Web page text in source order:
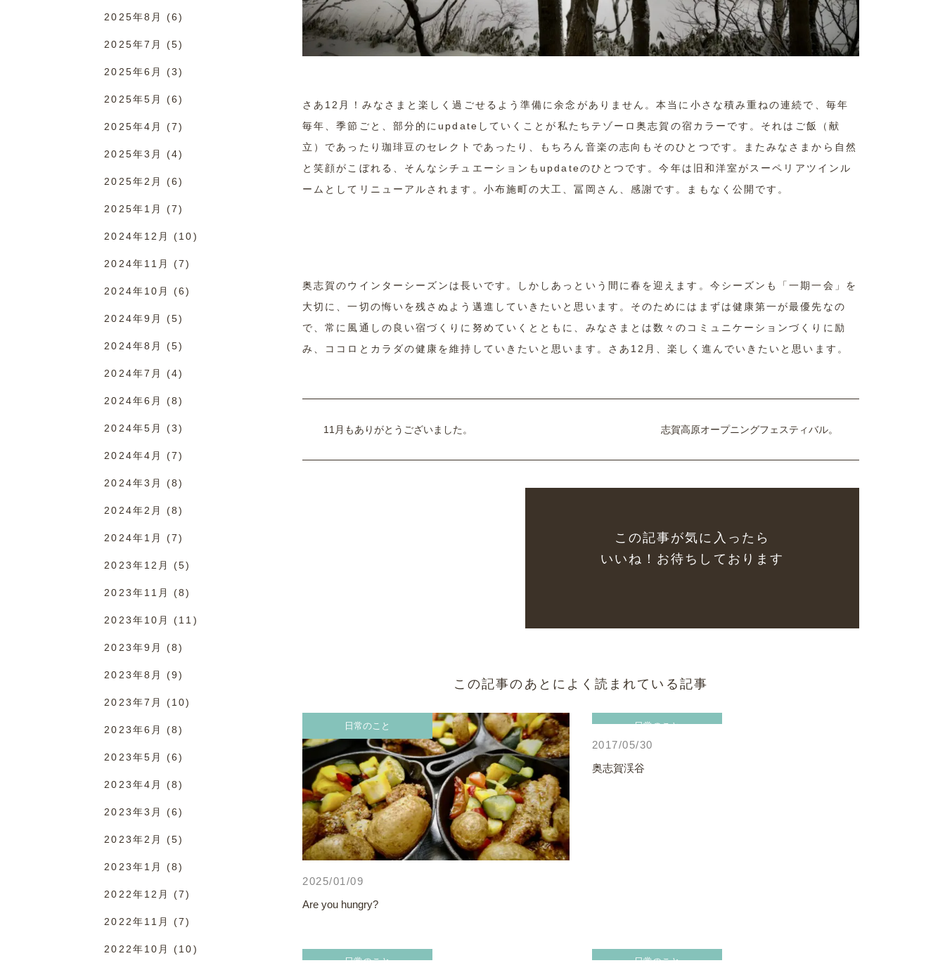
さあ12月！みなさまと楽しく過ごせるよう準備に余念がありません。本当に小さな積み重ねの連続で、毎年
毎年、季節ごと、部分的にupdateしていくことが私たちテゾーロ奥志賀の宿カラーです。それはご飯（献
立）であったり珈琲豆のセレクトであったり、もちろん音楽の志向もそのひとつです。またみなさまから自然
と笑顔がこぼれる、そんなシチュエーションもupdateのひとつです。今年は旧和洋室がスーペリアツインル
ームとしてリニューアルされます。小布施町の大工、冨岡さん、感謝です。まもなく公開です。
奥志賀のウインターシーズンは長いです。しかしあっという間に春を迎えます。今シーズンも「一期一会」を
大切に、一切の悔いを残さぬよう邁進していきたいと思います。そのためにはまずは健康第一が最優先なの
で、常に風通しの良い宿づくりに努めていくとともに、みなさまとは数々のコミュニケーションづくりに励
み、ココロとカラダの健康を維持していきたいと思います。さあ12月、楽しく進んでいきたいと思います。
11月もありがとうございました。 志賀高原オープニングフェスティバル。
この記事が気に入ったら
いいね！お待ちしております
この記事のあとによく読まれている記事
日常のこと
2025/01/09
Are you hungry?
日常のこと
2017/05/30
奥志賀渓谷
2025年8月 (6)
2025年7月 (5)
2025年6月 (3)
2025年5月 (6)
2025年4月 (7)
2025年3月 (4)
2025年2月 (6)
2025年1月 (7)
2024年12月 (10)
2024年11月 (7)
2024年10月 (6)
2024年9月 (5)
2024年8月 (5)
2024年7月 (4)
2024年6月 (8)
2024年5月 (3)
2024年4月 (7)
2024年3月 (8)
2024年2月 (8)
2024年1月 (7)
2023年12月 (5)
2023年11月 (8)
2023年10月 (11)
2023年9月 (8)
2023年8月 (9)
2023年7月 (10)
2023年6月 (8)
2023年5月 (6)
2023年4月 (8)
2023年3月 (6)
2023年2月 (5)
2023年1月 (8)
2022年12月 (7)
2022年11月 (7)
2022年10月 (10)